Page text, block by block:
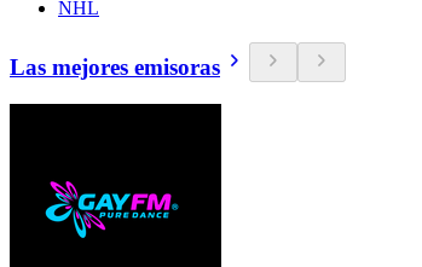
NHL
Las mejores emisoras